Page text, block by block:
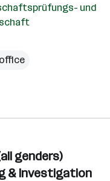
und
genders)
& Investigation